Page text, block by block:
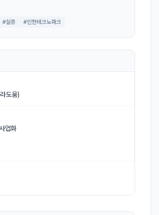
#실증 #인천테크노파크
도움)
업화